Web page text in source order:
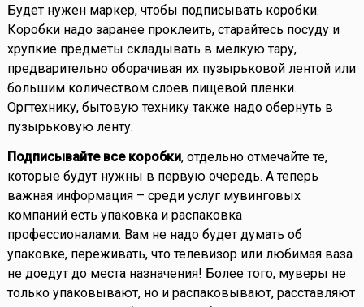
Будет нужен маркер, чтобы подписывать коробки.
Коробки надо заранее проклеить, старайтесь посуду и
хрупкие предметы складывать в мелкую тару,
предварительно оборачивая их пузырьковой лентой или
большим количеством слоев пищевой пленки.
Оргтехнику, бытовую технику также надо обернуть в
пузырьковую ленту.
Подписывайте все коробки, отдельно отмечайте те,
которые будут нужны в первую очередь. А теперь
важная информация – среди услуг мувинговых
компаний есть упаковка и распаковка
профессионалами. Вам не надо будет думать об
упаковке, переживать, что телевизор или любимая ваза
не доедут до места назначения! Более того, муверы не
только упаковывают, но и распаковывают, расставляют